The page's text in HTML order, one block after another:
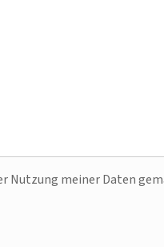
Nutzung meiner Daten